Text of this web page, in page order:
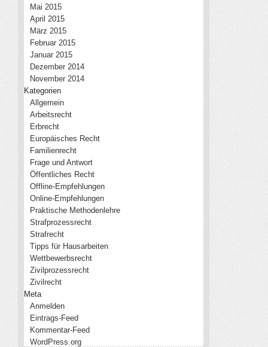
Mai 2015
April 2015
März 2015
Februar 2015
Januar 2015
Dezember 2014
November 2014
Kategorien
Allgemein
Arbeitsrecht
Erbrecht
Europäisches Recht
Familienrecht
Frage und Antwort
Öffentliches Recht
Offline-Empfehlungen
Online-Empfehlungen
Praktische Methodenlehre
Strafprozessrecht
Strafrecht
Tipps für Hausarbeiten
Wettbewerbsrecht
Zivilprozessrecht
Zivilrecht
Meta
Anmelden
Eintrags-Feed
Kommentar-Feed
WordPress.org